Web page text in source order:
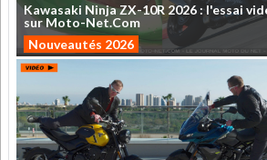
Kawasaki NinjaZX-10R 2026 : l'essai
sur Moto-Net.Com
Nouveautés 2026